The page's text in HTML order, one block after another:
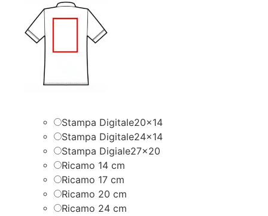
Stampa Digitale20x14
Stampa Digitale24x14
Stampa Digiale27x20
Ricamo 14 cm
Ricamo 17 cm
Ricamo 20 cm
Ricamo 24 cm